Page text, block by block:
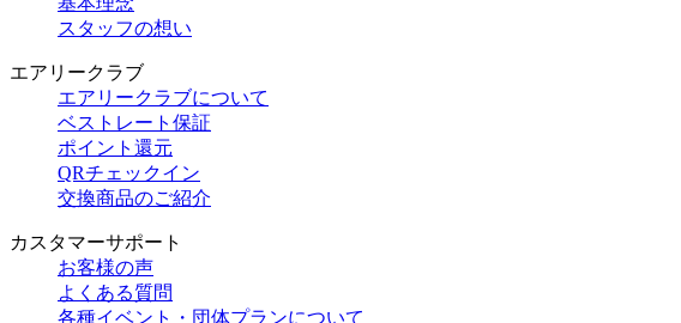
スタッフの想い
エアリークラブ
エアリークラブについて
ベストレート保証
ポイント還元
QRチェックイン
交換商品のご紹介
カスタマーサポート
お客様の声
よくある質問
各種イベント・団体プランについて